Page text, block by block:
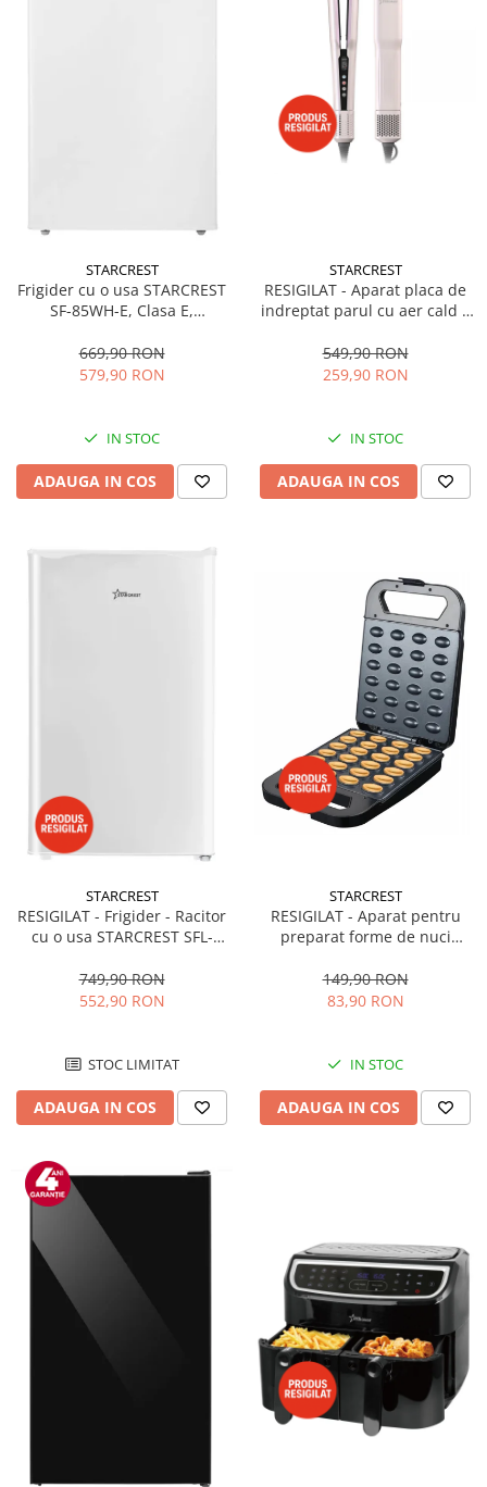
STARCREST
Frigider cu o usa STARCREST
SF-85WH-E, Clasa E,
interioara, Compartiment
gheata, H 82 cm, Alb
669,90 RON
579,90 RON
IN STOC
ADAUGA IN COS
STARCREST
RESIGILAT - Aparat placa de
indreptat parul cu aer cald 2
1300 W, Uscare si indreptare,
Afisaj LCD, Tehnologie cu ioni
549,90 RON
259,90 RON
IN STOC
ADAUGA IN COS
STARCREST
RESIGILAT - Frigider - Racitor
cu o usa STARCREST SFL-
92L, Iluminare interioara,H 83
cm, Alb
749,90 RON
552,90 RON
STOC LIMITAT
ADAUGA IN COS
STARCREST
RESIGILAT - Aparat pentru
preparat forme de nuci
forme, 1400W, Indicator
luminos, Placi antiaderente,
149,90 RON
83,90 RON
IN STOC
ADAUGA IN COS